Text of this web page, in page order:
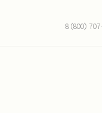
8 (800)